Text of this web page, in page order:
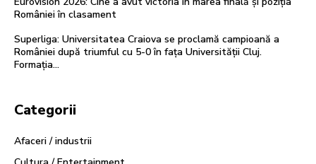
României în clasament
Superliga: Universitatea Craiova se proclamă campioană a
României după triumful cu 5-0 în fața Universității Cluj.
Formația…
Categorii
Afaceri / industrii